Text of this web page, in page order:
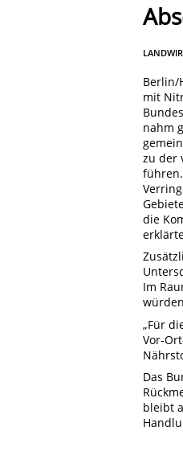
Berlin/
mit
nahm
zu der
die
Im
„Für
Vor-
Das
bleibt